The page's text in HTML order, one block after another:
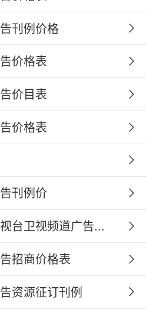
刊例价格
价格表
价目表
价格表
刊例价
台卫视频道广告...
招商价格表
资源征订刊例